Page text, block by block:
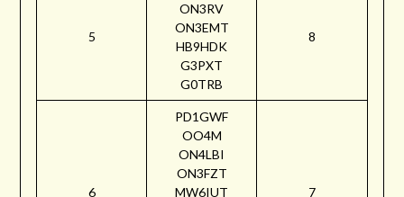
5
ON3RV
ON3EMT
HB9HDK
G3PXT
G0TRB
8
6
PD1GWF
OO4M
ON4LBI
ON3FZT
MW6IUT
7